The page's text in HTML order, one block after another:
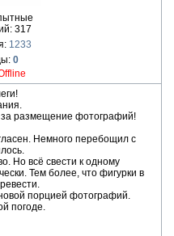
317
1233
0
за размещение фотографий!
Немного перебощил с
Но всё свести к одному
Тем более, что фигурки в
порцией фотографий.
погоде.